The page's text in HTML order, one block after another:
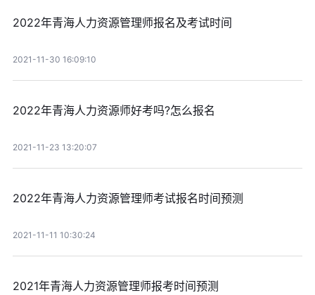
2022年青海人力资源管理师报名及考试时间
2021-11-30 16:09:10
2022年青海人力资源师好考吗?怎么报名
2021-11-23 13:20:07
2022年青海人力资源管理师考试报名时间预测
2021-11-11 10:30:24
2021年青海人力资源管理师报考时间预测